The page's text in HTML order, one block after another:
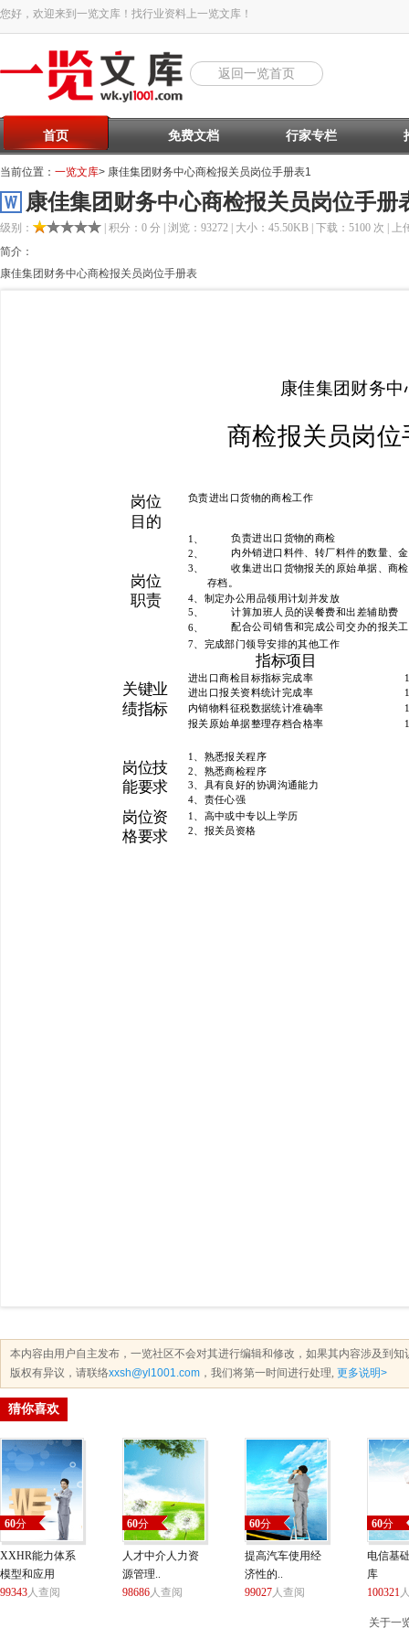
您好，欢迎来到一览文库！找行业资料上一览文库！
返回一览首页
首页 免费文档 行家专栏
当前位置： 一览文库> 康佳集团财务中心商检报关员岗位手册表1
康佳集团财务中心商检报关员岗位手册
级别：
| 积分：0 分 | 浏览：93272 | 大小：45.50KB | 下载：5100 次 | 上
简介：
康佳集团财务中心商检报关员岗位手册表
本内容由用户自主发布，一览社区不会对其进行编辑和修改，如果其内容涉及到
版权有异议，请联络xxsh@yl1001.com ，我们将第一时间进行处理, 更多说明>
猜你喜欢
60分
XXHR能力体系
模型和应用
99343人查阅
60分
人才中介人力资
源管理..
98686人查阅
60分
提高汽车使用经
济性的..
99027人查阅
60分
电信基
库
100321
关于一